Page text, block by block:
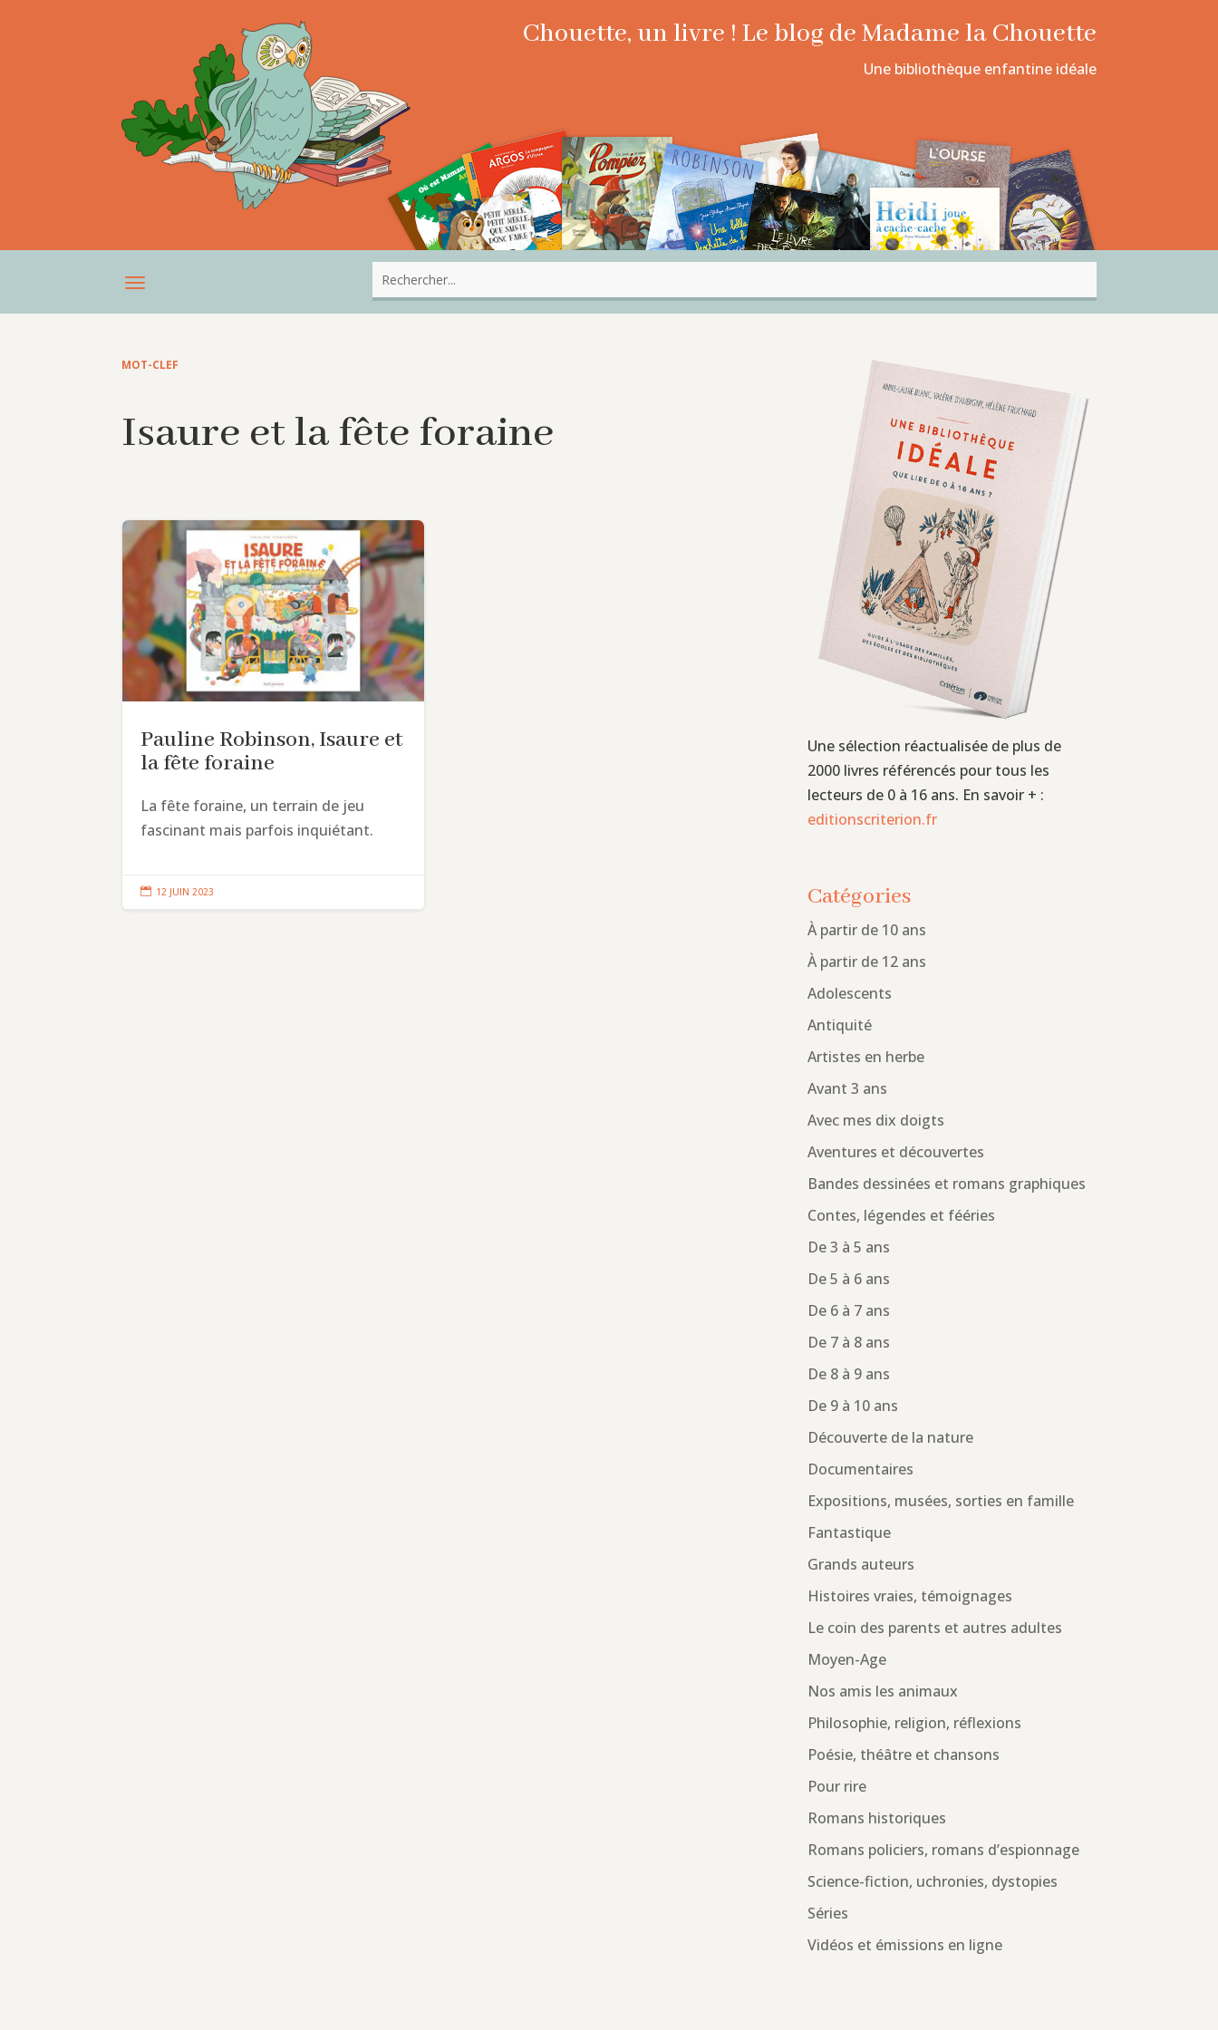
Chouette, un livre ! Le blog de Madame la Chouette
Une bibliothèque enfantine idéale
MOT-CLEF
Isaure et la fête foraine
Pauline Robinson, Isaure et
la fête foraine
La fête foraine, un terrain de jeu
fascinant mais parfois inquiétant.
 12 JUIN 2023
Une sélection réactualisée de plus de
2000 livres référencés pour tous les
lecteurs de 0 à 16 ans. En savoir + :
editionscriterion.fr
Catégories
À partir de 10 ans
À partir de 12 ans
Adolescents
Antiquité
Artistes en herbe
Avant 3 ans
Avec mes dix doigts
Aventures et découvertes
Bandes dessinées et romans graphiques
Contes, légendes et fééries
De 3 à 5 ans
De 5 à 6 ans
De 6 à 7 ans
De 7 à 8 ans
De 8 à 9 ans
De 9 à 10 ans
Découverte de la nature
Documentaires
Expositions, musées, sorties en famille
Fantastique
Grands auteurs
Histoires vraies, témoignages
Le coin des parents et autres adultes
Moyen-Age
Nos amis les animaux
Philosophie, religion, réflexions
Poésie, théâtre et chansons
Pour rire
Romans historiques
Romans policiers, romans d’espionnage
Science-fiction, uchronies, dystopies
Séries
Vidéos et émissions en ligne